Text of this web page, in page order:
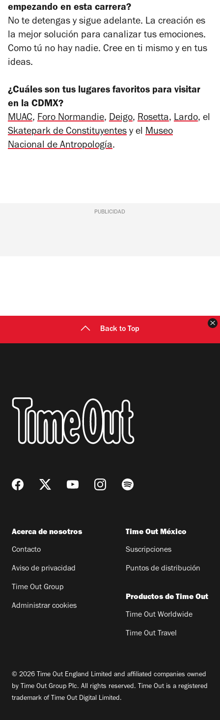
empezando en esta carrera?
No te detengas y sigue adelante. La creación es
la mejor solución para canalizar tus emociones.
Como tú no hay nadie. Cree en ti mismo y en tus
ideas.
¿Cuáles son tus lugares favoritos para visitar
en la CDMX?
MUAC, Foro Normandie, Deigo, Rosetta, Lardo, el
Skatepark de Constituyentes y el Museo
Nacional de Antropología.
PUBLICIDAD
Back to Top
Acerca de nosotros
Contacto
Aviso de privacidad
Time Out Group
Administrar cookies
Time Out México
Suscripciones
Puntos de distribución
Productos de Time Out
Time Out Worldwide
Time Out Travel
© 2026 Time Out England Limited and affiliated companies owned
by Time Out Group Plc. All rights reserved. Time Out is a registered
trademark of Time Out Digital Limited.